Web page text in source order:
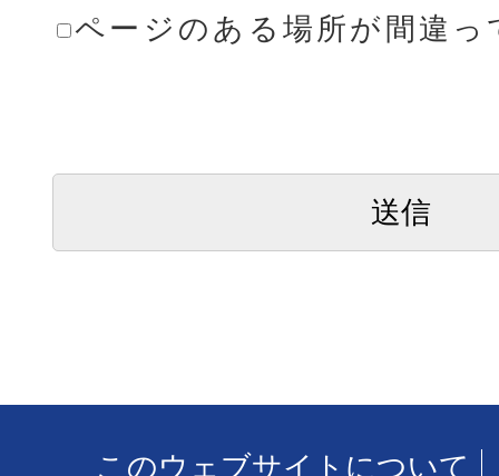
ページのある場所が間違っ
このウェブサイトについて